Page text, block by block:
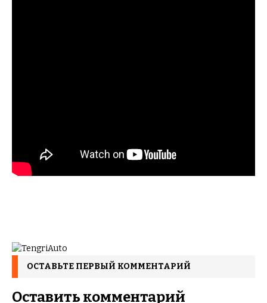
ОСТАВЬТЕ ПЕРВЫЙ КОММЕНТАРИЙ
Оставить комментарий